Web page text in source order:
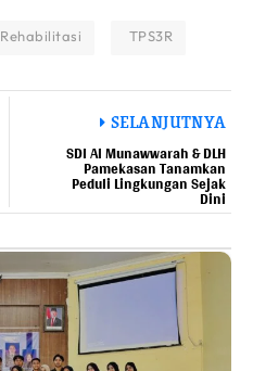
Rehabilitasi TPS3R
SELANJUTNYA
SDI Al Munawwarah & DLH
Pamekasan Tanamkan
Peduli Lingkungan Sejak
Dini